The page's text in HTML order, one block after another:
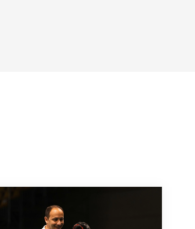
Lakeman wechselt nach Belgien